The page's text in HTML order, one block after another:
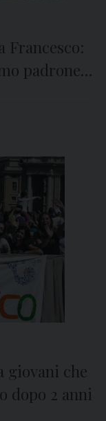
Francesco:
padrone e
giovani che
dopo 2 anni